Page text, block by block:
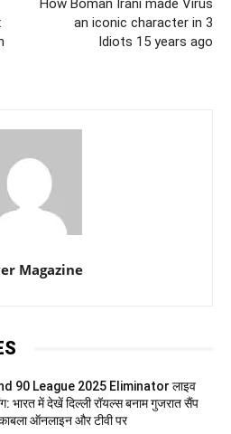
How Boman Irani made Virus
an iconic character in 3
Idiots 15 years ago
Magazine
90 League 2025 Eliminator लाइव
भारत में देखें दिल्ली रॉयल्स बनाम गुजरात सैंप
ऑनलाइन और टीवी पर